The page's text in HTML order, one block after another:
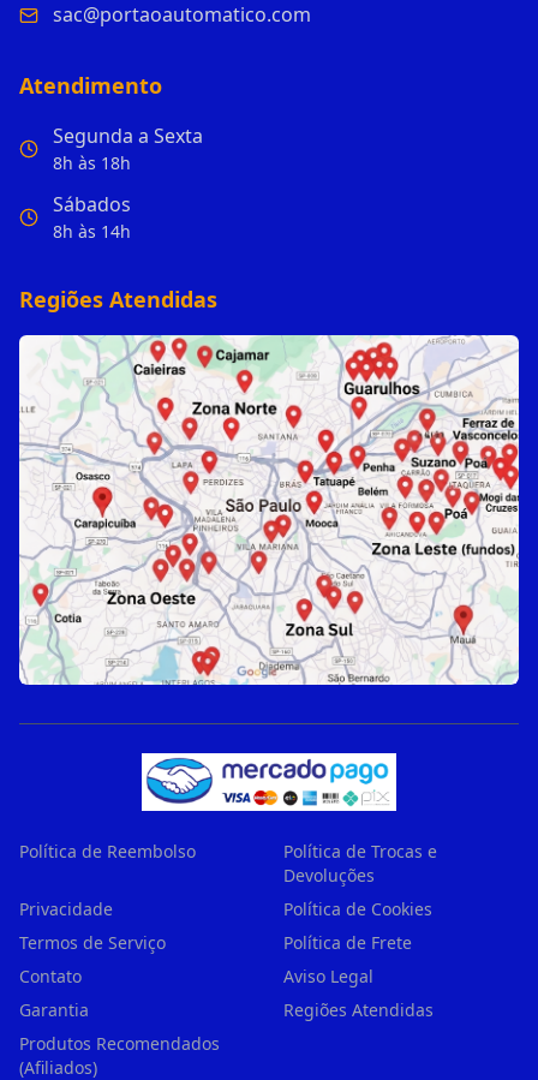
sac@portaoautomatico.com
Atendimento
Segunda a Sexta
8h às 18h
Sábados
8h às 14h
Regiões Atendidas
Política de Reembolso
Política de Trocas e
Devoluções
Privacidade
Política de Cookies
Termos de Serviço
Política de Frete
Contato
Aviso Legal
Garantia
Regiões Atendidas
Produtos Recomendados
(Afiliados)